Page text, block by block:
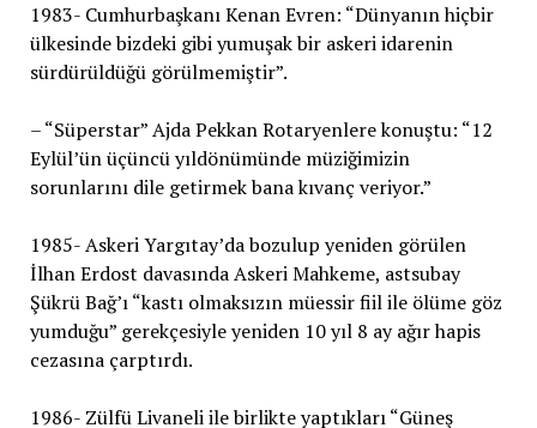
1983- Cumhurbaşkanı Kenan Evren: “Dünyanın hiçbir
ülkesinde bizdeki gibi yumuşak bir askeri idarenin
sürdürüldüğü görülmemiştir”.
– “Süperstar” Ajda Pekkan Rotaryenlere konuştu: “12
Eylül’ün üçüncü yıldönümünde müziğimizin
sorunlarını dile getirmek bana kıvanç veriyor.”
1985- Askeri Yargıtay’da bozulup yeniden görülen
İlhan Erdost davasında Askeri Mahkeme, astsubay
Şükrü Bağ’ı “kastı olmaksızın müessir fiil ile ölüme göz
yumduğu” gerekçesiyle yeniden 10 yıl 8 ay ağır hapis
cezasına çarptırdı.
1986- Zülfü Livaneli ile birlikte yaptıkları “Güneş